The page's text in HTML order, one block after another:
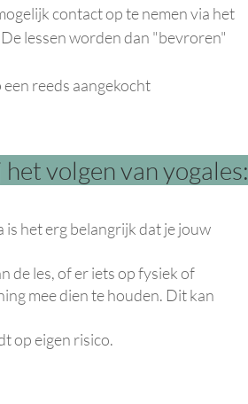
contact op te nemen via het
lessen worden dan "bevroren"
reeds aangekocht
volgen van yogales:
is het erg belangrijk dat je jouw
de les, of er iets op fysiek of
mee dien te houden. Dit kan
op eigen risico.